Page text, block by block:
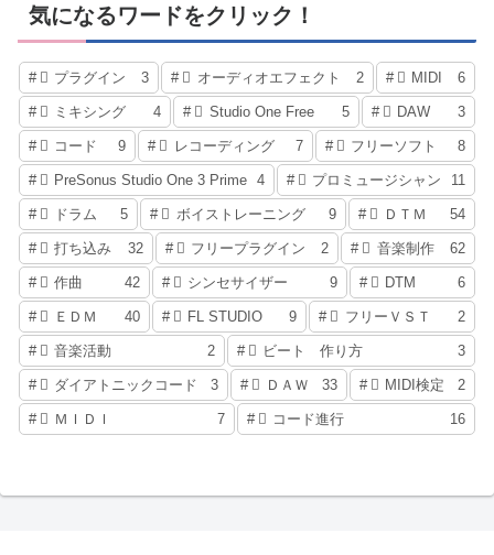
気になるワードをクリック！
プラグイン 3 オーディオエフェクト 2 MIDI 6
ミキシング 4 Studio One Free 5 DAW 3
コード 9 レコーディング 7 フリーソフト 8
PreSonus Studio One 3 Prime 4 プロミュージシャン 11
ドラム 5 ボイストレーニング 9 ＤＴＭ 54
打ち込み 32 フリープラグイン 2 音楽制作 62
作曲 42 シンセサイザー 9 DTM 6
ＥＤＭ 40 FL STUDIO 9 フリーＶＳＴ 2
音楽活動 2 ビート 作り方 3
ダイアトニックコード 3 ＤＡＷ 33 MIDI検定 2
ＭＩＤＩ 7 コード進行 16